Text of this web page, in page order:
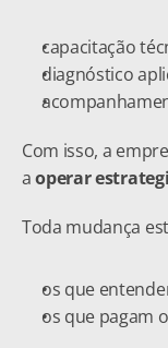
capacitação
diagnóstico
Com isso, a
a operar
Toda mudança
os que
os que pagam